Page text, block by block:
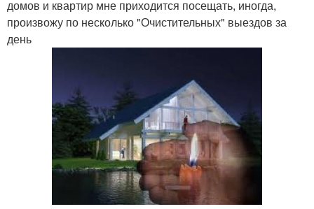
домов и квартир мне приходится посещать, иногда,
произвожу по несколько "Очистительных" выездов за
день